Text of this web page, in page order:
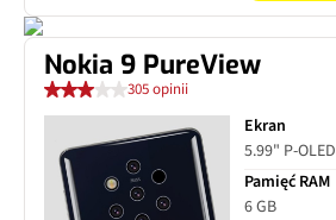
Nokia 9 PureView
305 opinii
Ekran
5.99" P-OLED
Pamięć RAM
6 GB